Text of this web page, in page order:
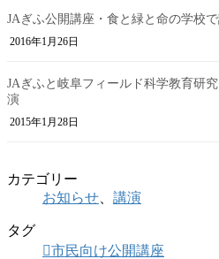
JAぎふ公開講座・食と緑と命の学校
2016年1月26日
JAぎふと岐阜フィールド科学教育研
演
2015年1月28日
カテゴリー
お知らせ
講演
タグ
市民向け公開講座